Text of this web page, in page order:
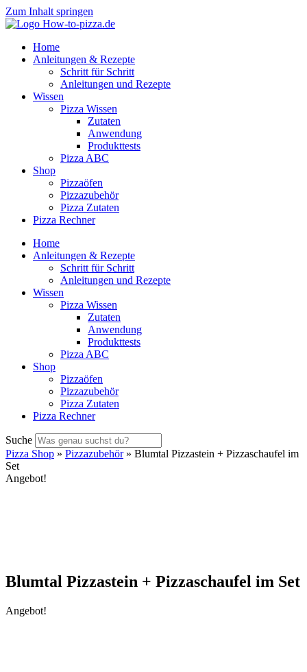
Zum Inhalt springen
Home
Anleitungen & Rezepte
Schritt für Schritt
Anleitungen und Rezepte
Wissen
Pizza Wissen
Zutaten
Anwendung
Produkttests
Pizza ABC
Shop
Pizzaöfen
Pizzazubehör
Pizza Zutaten
Pizza Rechner
Home
Anleitungen & Rezepte
Schritt für Schritt
Anleitungen und Rezepte
Wissen
Pizza Wissen
Zutaten
Anwendung
Produkttests
Pizza ABC
Shop
Pizzaöfen
Pizzazubehör
Pizza Zutaten
Pizza Rechner
Suche
Pizza Shop » Pizzazubehör» Blumtal Pizzastein + Pizzaschaufel im
Set
Angebot!
Blumtal Pizzastein + Pizzaschaufel im Set
Angebot!